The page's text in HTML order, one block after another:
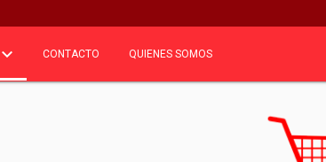
CONTACTO QUIENES SOMOS